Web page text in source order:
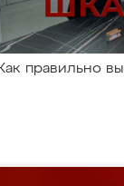
правильно